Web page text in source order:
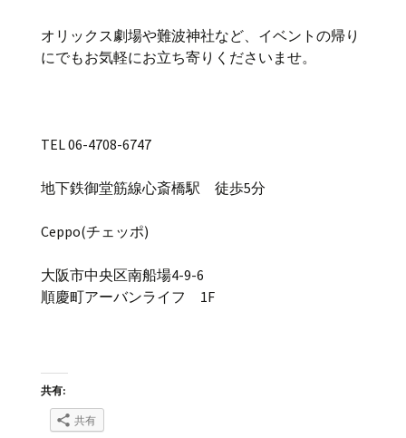
オリックス劇場や難波神社など、イベントの帰り
にでもお気軽にお立ち寄りくださいませ。
TEL 06-4708-6747
地下鉄御堂筋線心斎橋駅 徒歩5分
Ceppo(チェッポ)
大阪市中央区南船場4-9-6
順慶町アーバンライフ 1F
共有:
共有